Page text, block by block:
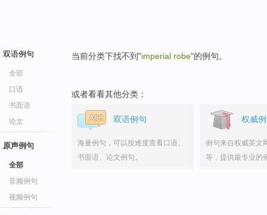
双语例句
全部
口语
书面语
论文
原声例句
全部
音频例句
视频例句
当前分类下找不到"imperial robe"的例句。
或者看看其他分类：
双语例句
海量例句，可以按难度查看口语、
书面语、论文例句。
权威
例句来自权威英文
等，提供最专业的